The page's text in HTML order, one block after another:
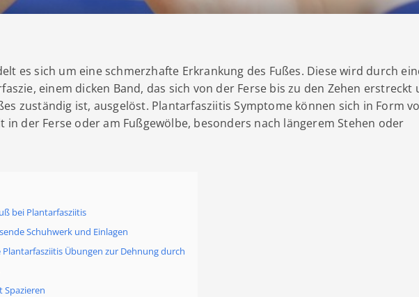
es sich um eine schmerzhafte Erkrankung des Fußes. Diese wird durch
einem dicken Band, das sich von der Ferse bis zu den Zehen erstreckt
zuständig ist, ausgelöst. Plantarfasziitis Symptome können sich in Form
in der Ferse oder am Fußgewölbe, besonders nach längerem Stehen oder
bei Plantarfasziitis
Schuhwerk und Einlagen
Plantarfasziitis Übungen zur Dehnung durch
Spazieren